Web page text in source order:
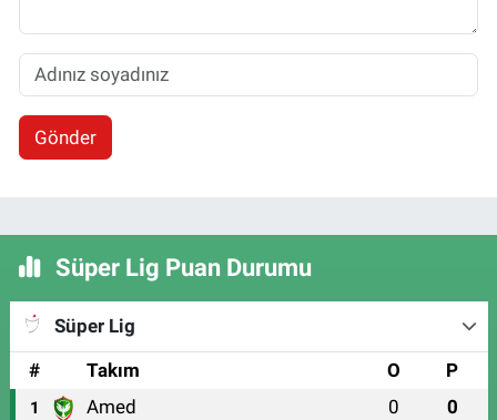
Gönder
Süper Lig Puan Durumu
Süper Lig
#
Takım O P
1 Amed 0 0